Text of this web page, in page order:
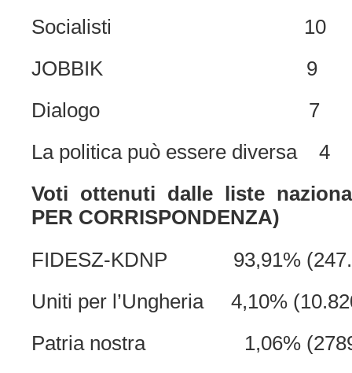
Socialisti 10
JOBBIK 9
Dialogo 7
La politica può essere diversa 4
Voti ottenuti dalle liste
PER CORRISPONDENZA)
FIDESZ-KDNP 93,91%
Uniti per l’Ungheria 4,10%
Patria nostra 1,06% (2789